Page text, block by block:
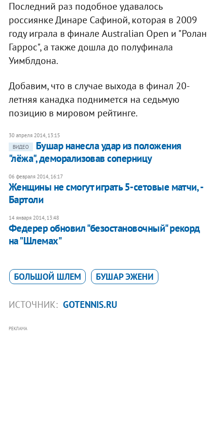
Последний раз подобное удавалось
россиянке Динаре Сафиной, которая в 2009
году играла в финале Australian Open и "Ролан
Гаррос", а также дошла до полуфинала
Уимблдона.
Добавим, что в случае выхода в финал 20-
летняя канадка поднимется на седьмую
позицию в мировом рейтинге.
30 апреля 2014, 13:15
ВИДЕО
Бушар нанесла удар из положения
"лёжа", деморализовав соперницу
06 февраля 2014, 16:17
Женщины не смогут играть 5-сетовые матчи, -
Бартоли
14 января 2014, 13:48
Федерер обновил "безостановочный" рекорд
на "Шлемах"
БОЛЬШОЙ ШЛЕМ БУШАР ЭЖЕНИ
ИСТОЧНИК: GOTENNIS.RU
РЕКЛАМА